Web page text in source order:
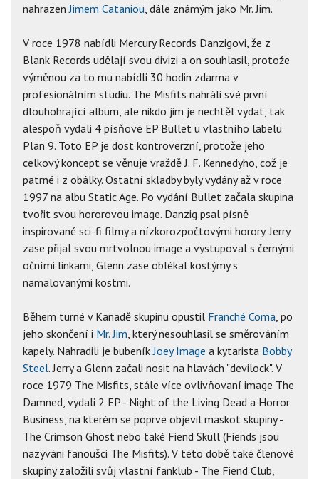
nahrazenJimem Cataniou, dále známým jako Mr. Jim.
V roce 1978 nabídli Mercury Records Danzigovi, že z
Blank Records udělají svou divizi a on souhlasil, protože
výměnou za to mu nabídli 30 hodin zdarma v
profesionálním studiu. The Misfits nahráli své první
dlouhohrající album, ale nikdo jim je nechtěl vydat, tak
alespoň vydali 4 písňové EP Bullet u vlastního labelu
Plan 9. Toto EP je dost kontroverzní, protože jeho
celkový koncept se věnuje vraždě J. F. Kennedyho, což je
patrné i z obálky. Ostatní skladby byly vydány až v roce
1997 na albu Static Age. Po vydání Bullet začala skupina
tvořit svou hororovou image. Danzig psal písně
inspirované sci-fi filmy a nízkorozpočtovými horory. Jerry
zase přijal svou mrtvolnou image a vystupoval s černými
očními linkami, Glenn zase oblékal kostýmy s
namalovanými kostmi.
Během turné v Kanadě skupinu opustil Franché Coma, po
jeho skončení i Mr. Jim, který nesouhlasil se směrováním
kapely. Nahradili je bubeníkJoey Image a kytarista Bobby
Steel. Jerry a Glenn začali nosit na hlavách "devilock". V
roce 1979 The Misfits, stále více ovlivňovaní image The
Damned, vydali 2 EP - Night of the Living Dead a Horror
Business, na kterém se poprvé objevil maskot skupiny -
The Crimson Ghost nebo také Fiend Skull (Fiends jsou
nazýváni fanoušci The Misfits). V této době také členové
skupiny založili svůj vlastní fanklub - The Fiend Club,